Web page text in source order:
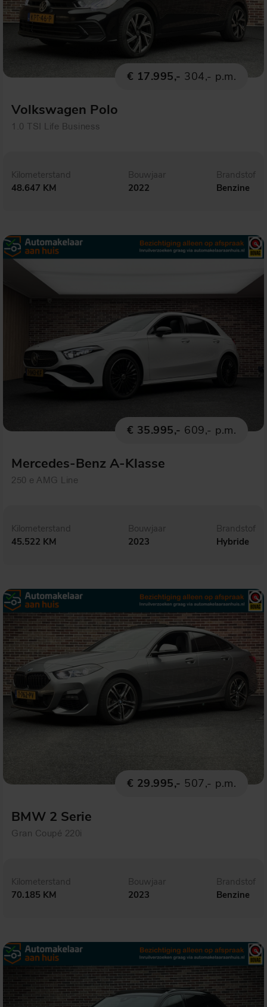
€ 17.995,- 304,- p.m.
Volkswagen Polo
1.0 TSI Life Business
Kilometerstand
48.647 KM
Bouwjaar
2022
Brandstof
Benzine
€ 35.995,- 609,- p.m.
Mercedes-Benz A-Klasse
250 e AMG Line
Kilometerstand
45.522 KM
Bouwjaar
2023
Brandstof
Hybride
€ 29.995,- 507,- p.m.
BMW 2 Serie
Gran Coupé 220i
Kilometerstand
70.185 KM
Bouwjaar
2023
Brandstof
Benzine